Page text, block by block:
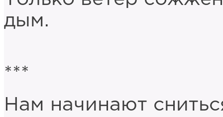
дым.
***
Нам начинают